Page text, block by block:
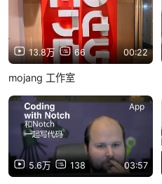
13.8万 66 00:22
mojang 工作室
5.6万 138 03:57
App